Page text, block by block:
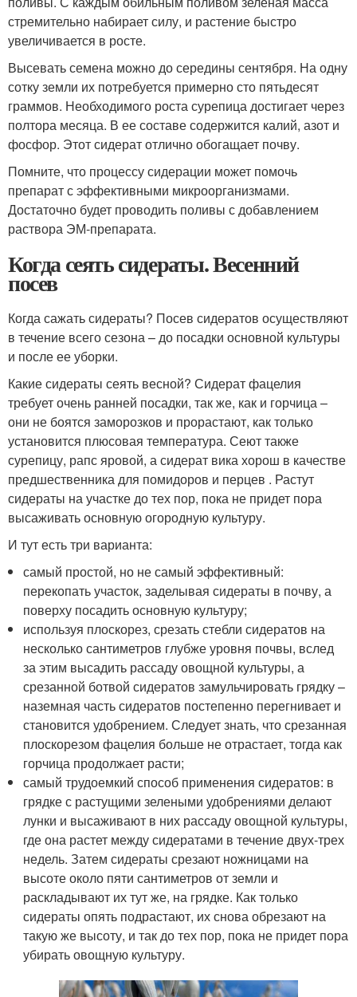
стремительно набирает силу, и растение быстро
увеличивается в росте.
Высевать семена можно до середины сентября. На одну
сотку земли их потребуется примерно сто пятьдесят
граммов. Необходимого роста сурепица достигает через
полтора месяца. В ее составе содержится калий, азот и
фосфор. Этот сидерат отлично обогащает почву.
Помните, что процессу сидерации может помочь
препарат с эффективными микроорганизмами.
Достаточно будет проводить поливы с добавлением
раствора ЭМ-препарата.
Когда сеять сидераты. Весенний
посев
Когда сажать сидераты? Посев сидератов осуществляют
в течение всего сезона – до посадки основной культуры
и после ее уборки.
Какие сидераты сеять весной? Сидерат фацелия
требует очень ранней посадки, так же, как и горчица –
они не боятся заморозков и прорастают, как только
установится плюсовая температура. Сеют также
сурепицу, рапс яровой, а сидерат вика хорош в качестве
предшественника для помидоров и перцев . Растут
сидераты на участке до тех пор, пока не придет пора
высаживать основную огородную культуру.
И тут есть три варианта:
самый простой, но не самый эффективный:
перекопать участок, заделывая сидераты в почву, а
поверху посадить основную культуру;
используя плоскорез, срезать стебли сидератов на
несколько сантиметров глубже уровня почвы, вслед
за этим высадить рассаду овощной культуры, а
срезанной ботвой сидератов замульчировать грядку –
наземная часть сидератов постепенно перегнивает и
становится удобрением. Следует знать, что срезанная
плоскорезом фацелия больше не отрастает, тогда как
горчица продолжает расти;
самый трудоемкий способ применения сидератов: в
грядке с растущими зелеными удобрениями делают
лунки и высаживают в них рассаду овощной культуры,
где она растет между сидератами в течение двух-трех
недель. Затем сидераты срезают ножницами на
высоте около пяти сантиметров от земли и
раскладывают их тут же, на грядке. Как только
сидераты опять подрастают, их снова обрезают на
такую же высоту, и так до тех пор, пока не придет пора
убирать овощную культуру.